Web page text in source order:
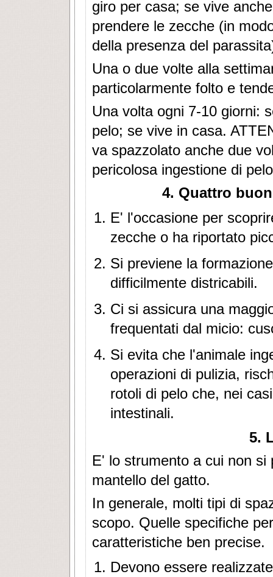
giro per casa; se vive
prendere le zecche (in
della presenza del
Una o due volte alla
particolarmente folto e
Una volta ogni 7-10 giorni:
pelo; se vive in casa.
va spazzolato anche due
pericolosa ingestione di
4. Quattro
E' l'occasione per
zecche o ha riportato
Si previene la
difficilmente districabili.
Ci si assicura una
frequentati dal micio:
Si evita che l'animale
operazioni di pulizia,
rotoli di pelo che, nei
intestinali.
5.
E' lo strumento a cui non si
mantello del gatto.
In generale, molti tipi di
scopo. Quelle specifiche
caratteristiche ben precise.
Devono essere